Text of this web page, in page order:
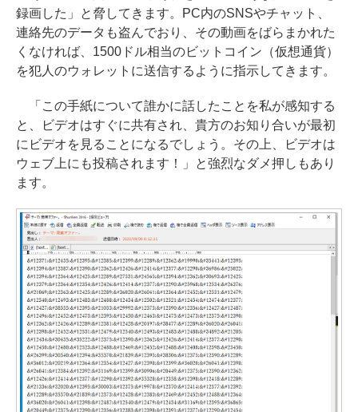
録画した」と脅してきます。PC内のSNSやチャット、
連絡先のデータも盗んでおり、その動画をばらまかれた
くなければ、1500ドル相当のビットコイン（仮想通貨）
を犯人のウォレットに送信するように指示してきます。
「この手紙について誰かに話したことを私が感知する
と、ビデオはすぐに共有され、貴方のお知り合いが最初
にビデオを見ることになるでしょう。その上、ビデオは
ウェブ上にも投稿されます！」と強烈なダメ押しもあり
ます。